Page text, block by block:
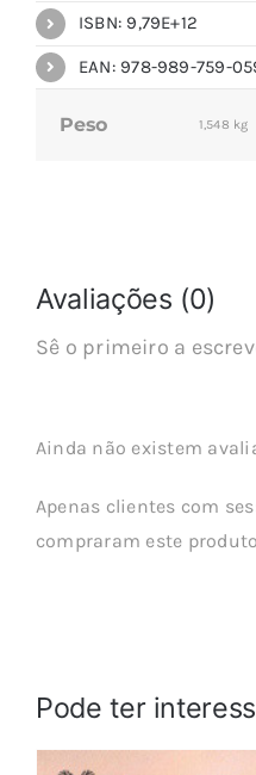
ISBN: 9,79E+12
EAN: 978-989-759-
Peso 1,548 kg
Avaliações (0)
Sê o primeiro a
Ainda não existem
Apenas clientes com
compraram este
Pode ter